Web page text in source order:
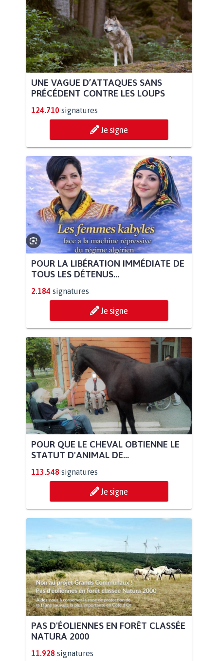
UNE VAGUE D’ATTAQUES SANS
PRÉCÉDENT CONTRE LES LOUPS
124.710 signatures
Je signe
POUR LA LIBÉRATION IMMÉDIATE DE
TOUS LES DÉTENUS...
2.184 signatures
Je signe
POUR QUE LE CHEVAL OBTIENNE LE
STATUT D'ANIMAL DE...
113.548 signatures
Je signe
PAS D'ÉOLIENNES EN FORÊT CLASSÉE
NATURA 2000
11.928 signatures